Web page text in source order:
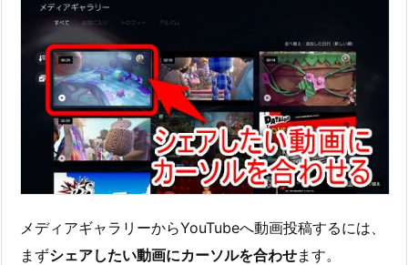
メディアギャラリーからYouTubeへ動画投稿するには、
まずシェアしたい動画にカーソルを合わせます。